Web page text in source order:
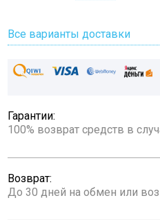
Все варианты доставки
Гарантии:
100% возврат средств в
Возврат:
До 30 дней на обмен или